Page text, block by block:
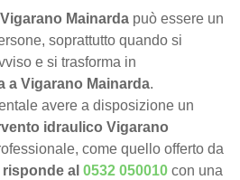
Mainarda può essere un
soprattutto quando si
e si trasforma in
a Vigarano Mainarda.
avere a disposizione un
idraulico Vigarano
come quello offerto da
risponde al0532 050010 con una